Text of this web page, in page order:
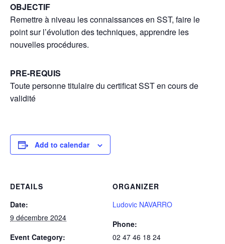
OBJECTIF
Remettre à niveau les connaissances en SST, faire le
point sur l’évolution des techniques, apprendre les
nouvelles procédures.
PRE-REQUIS
Toute personne titulaire du certificat SST en cours de
validité
Add to calendar
DETAILS
Date:
9 décembre 2024
Event Category:
ORGANIZER
Ludovic NAVARRO
Phone:
02 47 46 18 24